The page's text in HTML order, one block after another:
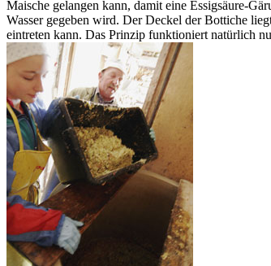
Maische gelangen kann, damit eine Essigsäure-
Wasser gegeben wird. Der Deckel der Bottiche
eintreten kann. Das Prinzip funktioniert natürlich